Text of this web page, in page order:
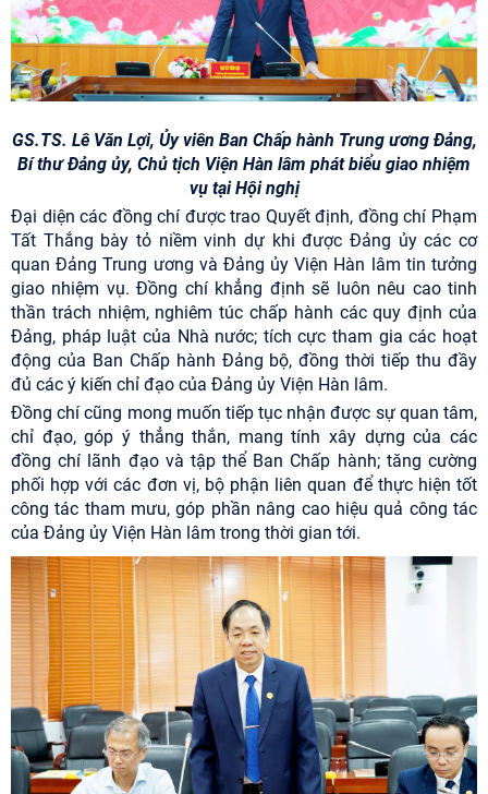
GS.TS. Lê Văn Lợi, Ủy viên Ban Chấp hành Trung ương Đảng,
Bí thư Đảng ủy, Chủ tịch Viện Hàn lâm phát biểu giao nhiệm
vụ tại Hội nghị
Đại diện các đồng chí được trao Quyết định, đồng chí Phạm
Tất Thắng bày tỏ niềm vinh dự khi được Đảng ủy các cơ
quan Đảng Trung ương và Đảng ủy Viện Hàn lâm tin tưởng
giao nhiệm vụ. Đồng chí khẳng định sẽ luôn nêu cao tinh
thần trách nhiệm, nghiêm túc chấp hành các quy định của
Đảng, pháp luật của Nhà nước; tích cực tham gia các hoạt
động của Ban Chấp hành Đảng bộ, đồng thời tiếp thu đầy
đủ các ý kiến chỉ đạo của Đảng ủy Viện Hàn lâm.
Đồng chí cũng mong muốn tiếp tục nhận được sự quan tâm,
chỉ đạo, góp ý thẳng thắn, mang tính xây dựng của các
đồng chí lãnh đạo và tập thể Ban Chấp hành; tăng cường
phối hợp với các đơn vị, bộ phận liên quan để thực hiện tốt
công tác tham mưu, góp phần nâng cao hiệu quả công tác
của Đảng ủy Viện Hàn lâm trong thời gian tới.